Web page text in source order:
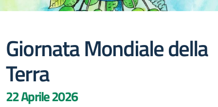
Giornata Mondiale della
Terra
22 Aprile 2026